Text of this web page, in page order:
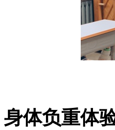
身体负重体